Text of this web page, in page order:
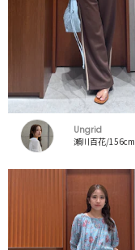
Ungrid
瀬川百花/156cm